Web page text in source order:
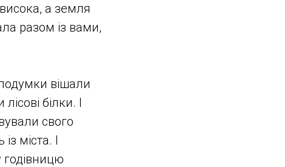
а земля
разом із вами,
вішали
білки. І
свого
міста. І
годівницю